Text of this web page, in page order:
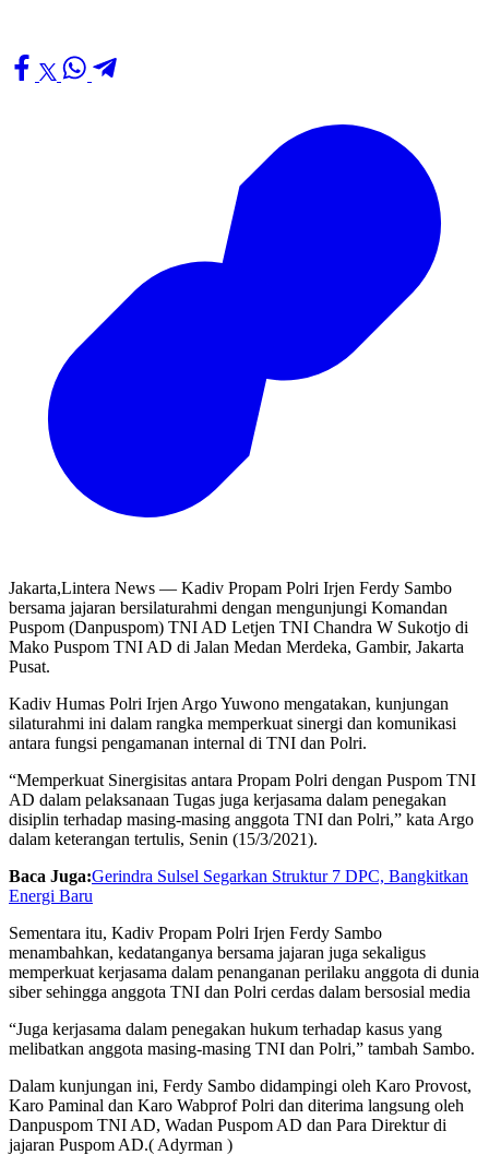
Jakarta,Lintera News — Kadiv Propam Polri Irjen Ferdy Sambo
bersama jajaran bersilaturahmi dengan mengunjungi Komandan
Puspom (Danpuspom) TNI AD Letjen TNI Chandra W Sukotjo di
Mako Puspom TNI AD di Jalan Medan Merdeka, Gambir, Jakarta
Pusat.
Kadiv Humas Polri Irjen Argo Yuwono mengatakan, kunjungan
silaturahmi ini dalam rangka memperkuat sinergi dan komunikasi
antara fungsi pengamanan internal di TNI dan Polri.
“Memperkuat Sinergisitas antara Propam Polri dengan Puspom TNI
AD dalam pelaksanaan Tugas juga kerjasama dalam penegakan
disiplin terhadap masing-masing anggota TNI dan Polri,” kata Argo
dalam keterangan tertulis, Senin (15/3/2021).
Baca Juga:Gerindra Sulsel Segarkan Struktur 7 DPC, Bangkitkan
Energi Baru
Sementara itu, Kadiv Propam Polri Irjen Ferdy Sambo
menambahkan, kedatanganya bersama jajaran juga sekaligus
memperkuat kerjasama dalam penanganan perilaku anggota di dunia
siber sehingga anggota TNI dan Polri cerdas dalam bersosial media
“Juga kerjasama dalam penegakan hukum terhadap kasus yang
melibatkan anggota masing-masing TNI dan Polri,” tambah Sambo.
Dalam kunjungan ini, Ferdy Sambo didampingi oleh Karo Provost,
Karo Paminal dan Karo Wabprof Polri dan diterima langsung oleh
Danpuspom TNI AD, Wadan Puspom AD dan Para Direktur di
jajaran Puspom AD.( Adyrman )